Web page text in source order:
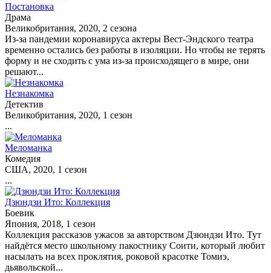
Постановка
Драма
Великобритания, 2020, 2 сезона
Из-за пандемии коронавируса актеры Вест-Эндского театра
временно остались без работы в изоляции. Но чтобы не терять
форму и не сходить с ума из-за происходящего в мире, они
решают...
Незнакомка
Детектив
Великобритания, 2020, 1 сезон
...
Меломанка
Комедия
США, 2020, 1 сезон
...
Дзюндзи Ито: Коллекция
Боевик
Япония, 2018, 1 сезон
Коллекция рассказов ужасов за авторством Дзюндзи Ито. Тут
найдётся место школьному пакостнику Соити, который любит
насылать на всех проклятия, роковой красотке Томиэ,
дьявольской...